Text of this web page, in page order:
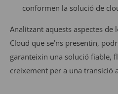
conformen la solució de
Analitzant aquests aspectes de
Cloud que se’ns presentin,
garanteixin una solució fiable,
creixement per a una transició